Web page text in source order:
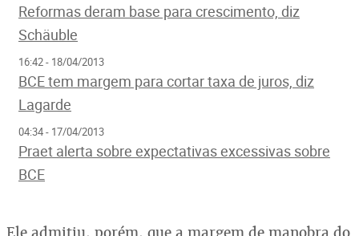
Reformas deram base para crescimento, diz
Schäuble
16:42 - 18/04/2013
BCE tem margem para cortar taxa de juros, diz
Lagarde
04:34 - 17/04/2013
Praet alerta sobre expectativas excessivas sobre
BCE